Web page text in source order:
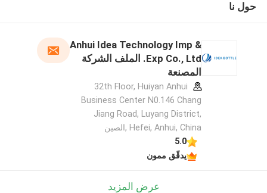
حول نا
Anhui Idea Technology Imp &
Exp Co., Ltd. الملف الشركة
المصنعة
32th Floor, Huiyan Anhui
Business Center N0.146 Chang
Jiang Road, Luyang District,
Hefei, Anhui, China ,الصين
5.0
يدقّق ممون
عرض المزيد